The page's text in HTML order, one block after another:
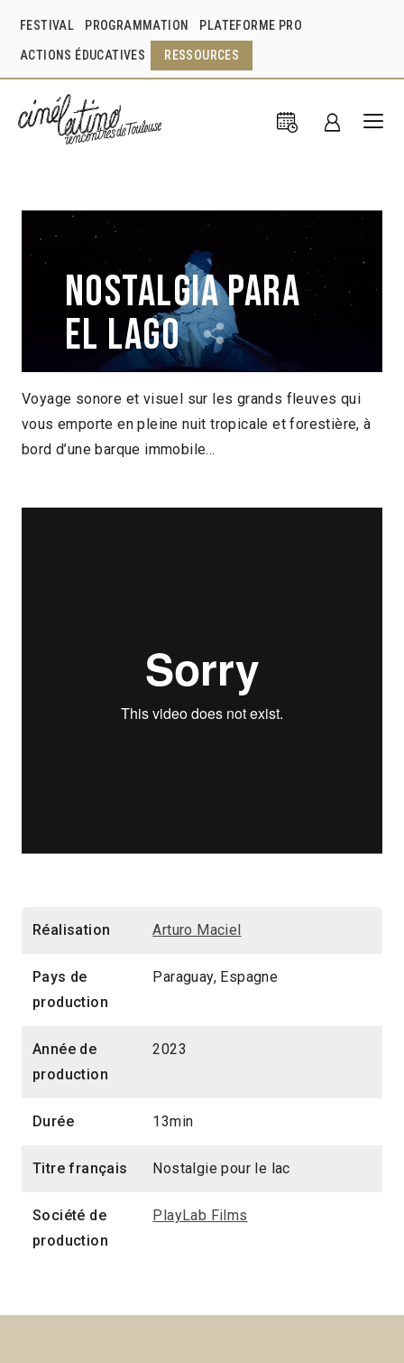
FESTIVAL PROGRAMMATION PLATEFORME PRO
ACTIONS ÉDUCATIVES RESSOURCES
Nostalgia para
el lago
Arturo Maciel Paraguay 2023
13min
2024 > Compétition Court-métrage
Voyage sonore et visuel sur les grands fleuves qui
vous emporte en pleine nuit tropicale et forestière, à
bord d’une barque immobile…
Réalisation Arturo Maciel
Pays de
production
Paraguay, Espagne
Année de
production
2023
Durée 13min
Titre français Nostalgie pour le lac
Société de
production
PlayLab Films